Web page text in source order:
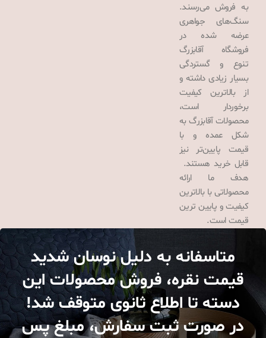
به فروش می‌رسند.
سنگ‌های جواهری
عرضه شده در
فروشگاه آقابزرگ
تنوع و گستردگی
بسیار زیادی داشته و
از بالاترین کیفیت
برخوردار است،
محصولات آقابزرگ به
شکل عمده و با
قیمت پایین‌تر نیز
قابل خرید هستند.
هدف ما ارائه
محصولاتی با بالاترین
کیفیت و پایین ترین
قیمت است.
متاسفانه به دلیل نوسان شدید
قیمت نقره، فروش محصولات این
دسته تا اطلاع ثانوی متوقف شد!
در صورت ثبت سفارش، مبلغ پس